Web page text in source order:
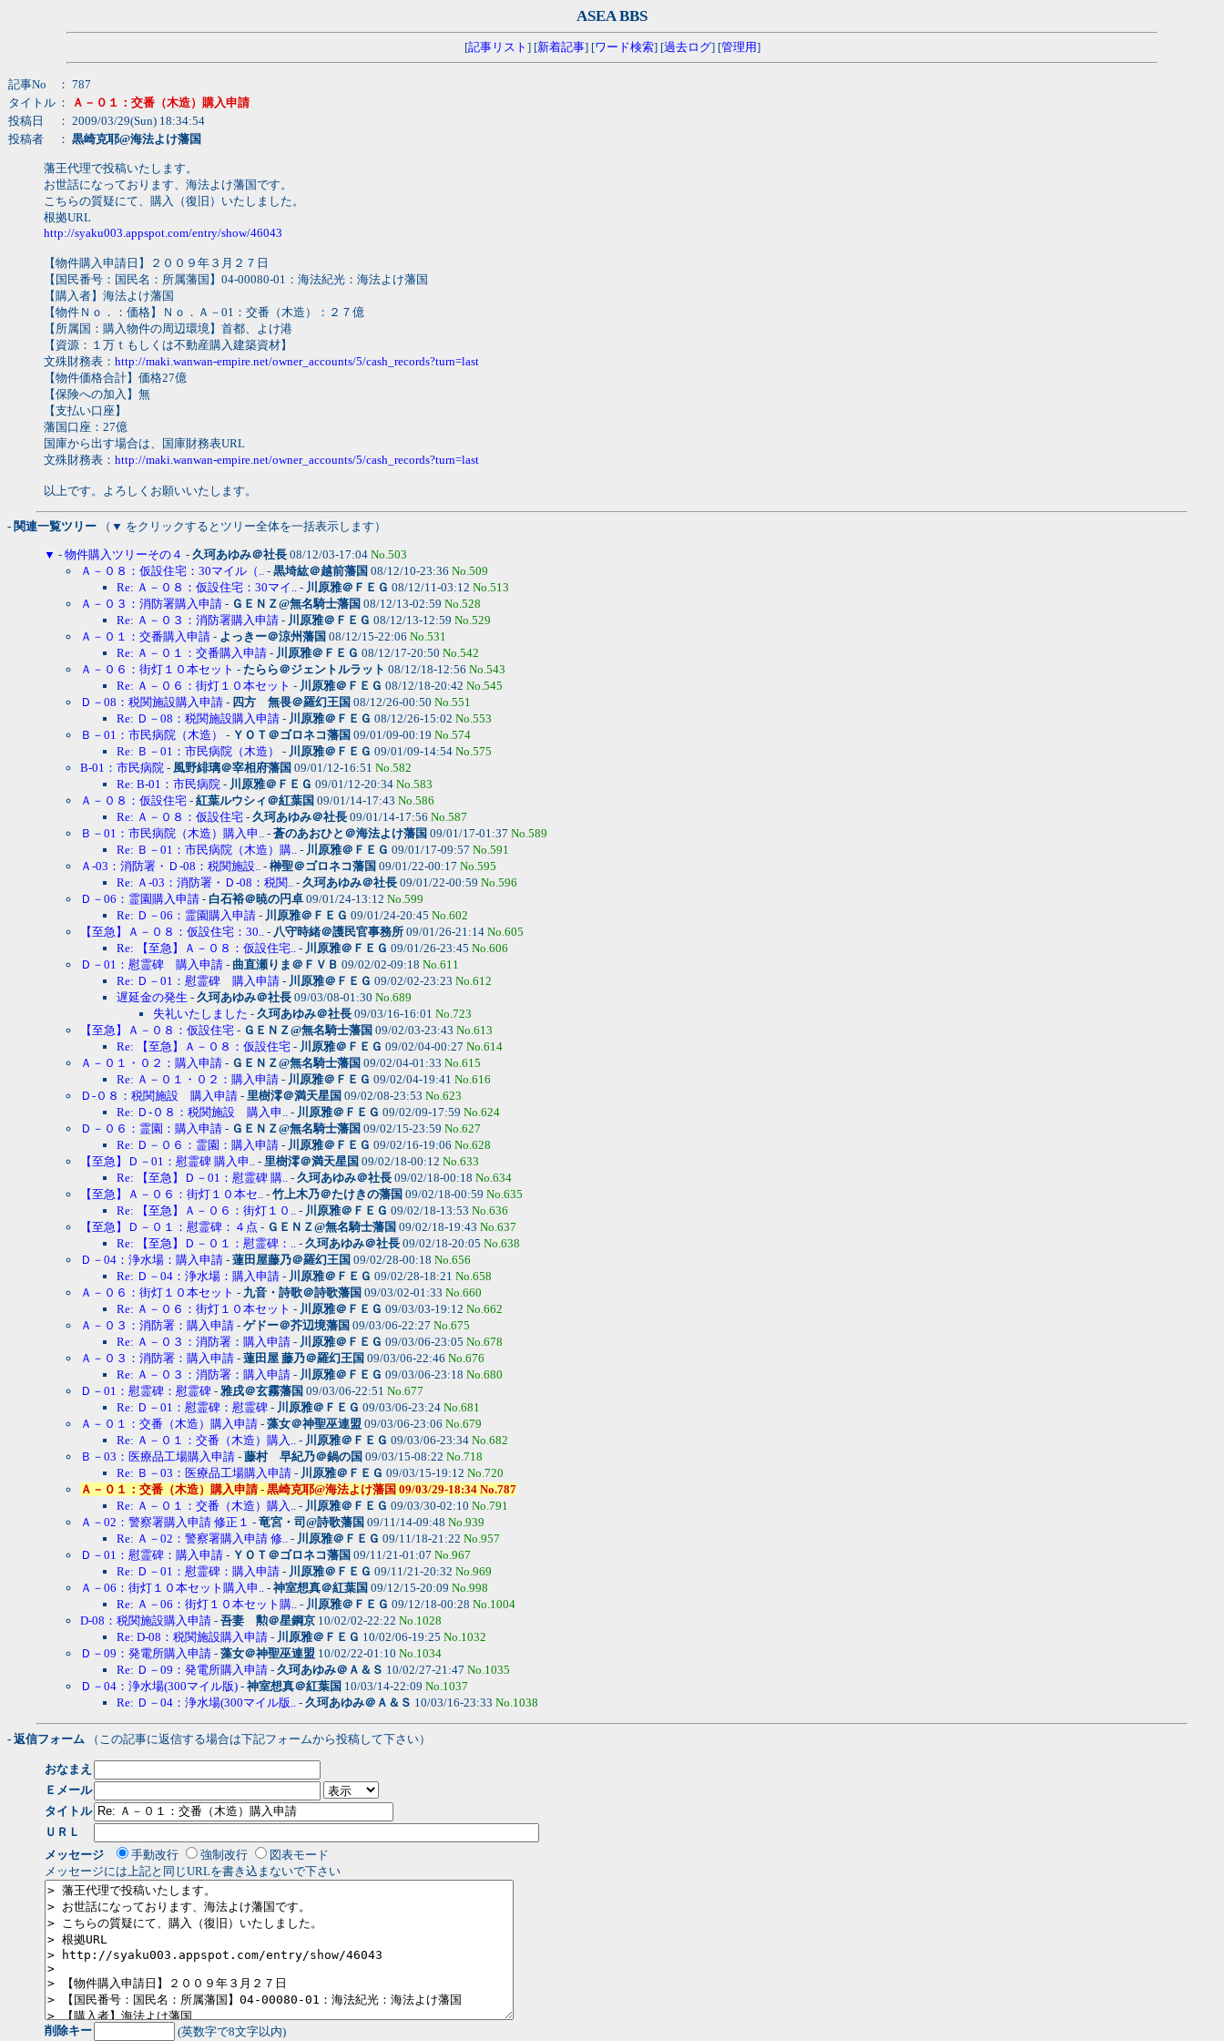
ASEA BBS
[記事リスト ] [新着記事] [ワード検索] [過去ログ] [管理用]
記事No
： 787
タイトル ：
Ａ－０１：交番（木造）購入申請
投稿日
： 2009/03/29(Sun) 18:34:54
投稿者
： 黒崎克耶@海法よけ藩国
藩王代理で投稿いたします。
お世話になっております、海法よけ藩国です。
こちらの質疑にて、購入（復旧）いたしました。
根拠URL
http://syaku003.appspot.com/entry/show/46043
【物件購入申請日】２００９年３月２７日
【国民番号：国民名：所属藩国】04-00080-01：海法紀光：海法よけ藩国
【購入者】海法よけ藩国
【物件Ｎｏ．：価格】Ｎｏ．Ａ－01：交番（木造）：２７億
【所属国：購入物件の周辺環境】首都、よけ港
【資源：１万ｔもしくは不動産購入建築資材】
文殊財務表： http://maki.wanwan-empire.net/owner_accounts/5/cash_records?turn=last
【物件価格合計】価格27億
【保険への加入】無
【支払い口座】
藩国口座：27億
国庫から出す場合は、国庫財務表URL
文殊財務表： http://maki.wanwan-empire.net/owner_accounts/5/cash_records?turn=last
以上です。よろしくお願いいたします。
- 関連一覧ツリー （▼ をクリックするとツリー全体を一括表示します）
▼ - 物件購入ツリーその４ - 久珂あゆみ＠社長 08/12/03-17:04 No.503
Ａ－０８：仮設住宅：30マイル（.. - 黒埼紘＠越前藩国 08/12/10-23:36 No.509
Re: Ａ－０８：仮設住宅：30マイ.. - 川原雅＠ＦＥＧ 08/12/11-03:12 No.513
Ａ－０３：消防署購入申請 - ＧＥＮＺ@無名騎士藩国 08/12/13-02:59 No.528
Re: Ａ－０３：消防署購入申請 - 川原雅＠ＦＥＧ 08/12/13-12:59 No.529
Ａ－０１：交番購入申請 - よっきー＠涼州藩国 08/12/15-22:06 No.531
Re: Ａ－０１：交番購入申請 - 川原雅＠ＦＥＧ 08/12/17-20:50 No.542
Ａ－０６：街灯１０本セット - たらら＠ジェントルラット 08/12/18-12:56 No.543
Re: Ａ－０６：街灯１０本セット - 川原雅＠ＦＥＧ 08/12/18-20:42 No.545
Ｄ－08：税関施設購入申請 - 四方 無畏＠羅幻王国 08/12/26-00:50 No.551
Re: Ｄ－08：税関施設購入申請 - 川原雅＠ＦＥＧ 08/12/26-15:02 No.553
Ｂ－01：市民病院（木造）
- ＹＯＴ＠ゴロネコ藩国 09/01/09-00:19 No.574
Re: Ｂ－01：市民病院（木造）
- 川原雅＠ＦＥＧ 09/01/09-14:54 No.575
B-01：市民病院 - 風野緋璃＠宰相府藩国 09/01/12-16:51 No.582
Re: B-01：市民病院 - 川原雅＠ＦＥＧ 09/01/12-20:34 No.583
Ａ－０８：仮設住宅 - 紅葉ルウシィ＠紅葉国 09/01/14-17:43 No.586
Re: Ａ－０８：仮設住宅 - 久珂あゆみ＠社長 09/01/14-17:56 No.587
Ｂ－01：市民病院（木造）購入申.. - 蒼のあおひと＠海法よけ藩国 09/01/17-01:37 No.589
Re: Ｂ－01：市民病院（木造）購.. - 川原雅＠ＦＥＧ 09/01/17-09:57 No.591
Ａ-03：消防署・Ｄ-08：税関施設.. - 榊聖＠ゴロネコ藩国 09/01/22-00:17 No.595
Re: Ａ-03：消防署・Ｄ-08：税関.. - 久珂あゆみ＠社長 09/01/22-00:59 No.596
Ｄ－06：霊園購入申請 - 白石裕＠暁の円卓 09/01/24-13:12 No.599
Re: Ｄ－06：霊園購入申請 - 川原雅＠ＦＥＧ 09/01/24-20:45 No.602
【至急】Ａ－０８：仮設住宅：30.. - 八守時緒＠護民官事務所 09/01/26-21:14 No.605
Re: 【至急】Ａ－０８：仮設住宅.. - 川原雅＠ＦＥＧ 09/01/26-23:45 No.606
Ｄ－01：慰霊碑 購入申請 - 曲直瀬りま＠ＦＶＢ 09/02/02-09:18 No.611
Re: Ｄ－01：慰霊碑 購入申請 - 川原雅＠ＦＥＧ 09/02/02-23:23 No.612
遅延金の発生 - 久珂あゆみ＠社長 09/03/08-01:30 No.689
失礼いたしました - 久珂あゆみ＠社長 09/03/16-16:01 No.723
【至急】Ａ－０８：仮設住宅 - ＧＥＮＺ@無名騎士藩国 09/02/03-23:43 No.613
Re: 【至急】Ａ－０８：仮設住宅 - 川原雅＠ＦＥＧ 09/02/04-00:27 No.614
Ａ－０１・０２：購入申請 - ＧＥＮＺ@無名騎士藩国 09/02/04-01:33 No.615
Re: Ａ－０１・０２：購入申請 - 川原雅＠ＦＥＧ 09/02/04-19:41 No.616
Ｄ-０８：税関施設 購入申請 - 里樹澪＠満天星国 09/02/08-23:53 No.623
Re: Ｄ-０８：税関施設 購入申.. - 川原雅＠ＦＥＧ 09/02/09-17:59 No.624
Ｄ－０６：霊園：購入申請 - ＧＥＮＺ@無名騎士藩国 09/02/15-23:59 No.627
Re: Ｄ－０６：霊園：購入申請 - 川原雅＠ＦＥＧ 09/02/16-19:06 No.628
【至急】Ｄ－01：慰霊碑 購入申.. - 里樹澪＠満天星国 09/02/18-00:12 No.633
Re: 【至急】Ｄ－01：慰霊碑 購.. - 久珂あゆみ＠社長 09/02/18-00:18 No.634
【至急】Ａ－０６：街灯１０本セ.. - 竹上木乃＠たけきの藩国 09/02/18-00:59 No.635
Re: 【至急】Ａ－０６：街灯１０.. - 川原雅＠ＦＥＧ 09/02/18-13:53 No.636
【至急】Ｄ－０１：慰霊碑：４点 - ＧＥＮＺ@無名騎士藩国 09/02/18-19:43 No.637
Re: 【至急】Ｄ－０１：慰霊碑：.. - 久珂あゆみ＠社長 09/02/18-20:05 No.638
Ｄ－04：浄水場：購入申請 - 蓮田屋藤乃＠羅幻王国 09/02/28-00:18 No.656
Re: Ｄ－04：浄水場：購入申請 - 川原雅＠ＦＥＧ 09/02/28-18:21 No.658
Ａ－０６：街灯１０本セット - 九音・詩歌＠詩歌藩国 09/03/02-01:33 No.660
Re: Ａ－０６：街灯１０本セット - 川原雅＠ＦＥＧ 09/03/03-19:12 No.662
Ａ－０３：消防署：購入申請 - ゲドー＠芥辺境藩国 09/03/06-22:27 No.675
Re: Ａ－０３：消防署：購入申請 - 川原雅＠ＦＥＧ 09/03/06-23:05 No.678
Ａ－０３：消防署：購入申請 - 蓮田屋 藤乃＠羅幻王国 09/03/06-22:46 No.676
Re: Ａ－０３：消防署：購入申請 - 川原雅＠ＦＥＧ 09/03/06-23:18 No.680
Ｄ－01：慰霊碑：慰霊碑 - 雅戌＠玄霧藩国 09/03/06-22:51 No.677
Re: Ｄ－01：慰霊碑：慰霊碑 - 川原雅＠ＦＥＧ 09/03/06-23:24 No.681
Ａ－０１：交番（木造）購入申請 - 藻女＠神聖巫連盟 09/03/06-23:06 No.679
Re: Ａ－０１：交番（木造）購入.. - 川原雅＠ＦＥＧ 09/03/06-23:34 No.682
Ｂ－03：医療品工場購入申請 - 藤村 早紀乃＠鍋の国 09/03/15-08:22 No.718
Re: Ｂ－03：医療品工場購入申請 - 川原雅＠ＦＥＧ 09/03/15-19:12 No.720
Ａ－０１：交番（木造）購入申請 - 黒崎克耶@海法よけ藩国 09/03/29-18:34 No.787
Re: Ａ－０１：交番（木造）購入.. - 川原雅＠ＦＥＧ 09/03/30-02:10 No.791
Ａ－02：警察署購入申請 修正１ - 竜宮・司@詩歌藩国 09/11/14-09:48 No.939
Re: Ａ－02：警察署購入申請 修.. - 川原雅＠ＦＥＧ 09/11/18-21:22 No.957
Ｄ－01：慰霊碑：購入申請 - ＹＯＴ＠ゴロネコ藩国 09/11/21-01:07 No.967
Re: Ｄ－01：慰霊碑：購入申請 - 川原雅＠ＦＥＧ 09/11/21-20:32 No.969
Ａ－06：街灯１０本セット購入申.. - 神室想真＠紅葉国 09/12/15-20:09 No.998
Re: Ａ－06：街灯１０本セット購.. - 川原雅＠ＦＥＧ 09/12/18-00:28 No.1004
D-08：税関施設購入申請 - 吾妻 勲＠星鋼京 10/02/02-22:22 No.1028
Re: D-08：税関施設購入申請 - 川原雅＠ＦＥＧ 10/02/06-19:25 No.1032
Ｄ－09：発電所購入申請 - 藻女＠神聖巫連盟 10/02/22-01:10 No.1034
Re: Ｄ－09：発電所購入申請 - 久珂あゆみ＠Ａ＆Ｓ 10/02/27-21:47 No.1035
Ｄ－04：浄水場(300マイル版) - 神室想真＠紅葉国 10/03/14-22:09 No.1037
Re: Ｄ－04：浄水場(300マイル版.. - 久珂あゆみ＠Ａ＆Ｓ 10/03/16-23:33 No.1038
- 返信フォーム （この記事に返信する場合は下記フォームから投稿して下さい）
おなまえ
Ｅメール
タイトル
ＵＲＬ
メッセージ
手動改行 強制改行
図表モード
メッセージには上記と同じURLを書き込まないで下さい
削除キー (英数字で8文字以内)